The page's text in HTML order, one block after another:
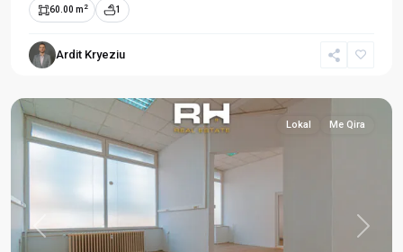
60.00 m 2 1
Ardit Kryeziu
Dardani,
Previous Next
Lokal Me Qira